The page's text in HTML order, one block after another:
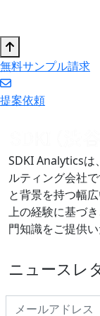
無料サンプル請求
提案依頼
SDKI Analyticsは
ルティング会社
と背景を持つ幅
上の経験に基づ
門知識をご提供い
ニュースレ